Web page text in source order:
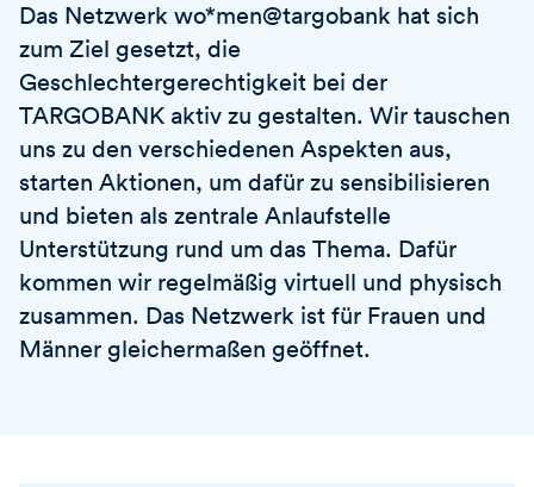
Das Netzwerk wo*men@targobank hat sich
zum Ziel gesetzt, die
Geschlechtergerechtigkeit bei der
TARGOBANK aktiv zu gestalten. Wir tauschen
uns zu den verschiedenen Aspekten aus,
starten Aktionen, um dafür zu sensibilisieren
und bieten als zentrale Anlaufstelle
Unterstützung rund um das Thema. Dafür
kommen wir regelmäßig virtuell und physisch
zusammen. Das Netzwerk ist für Frauen und
Männer gleichermaßen geöffnet.